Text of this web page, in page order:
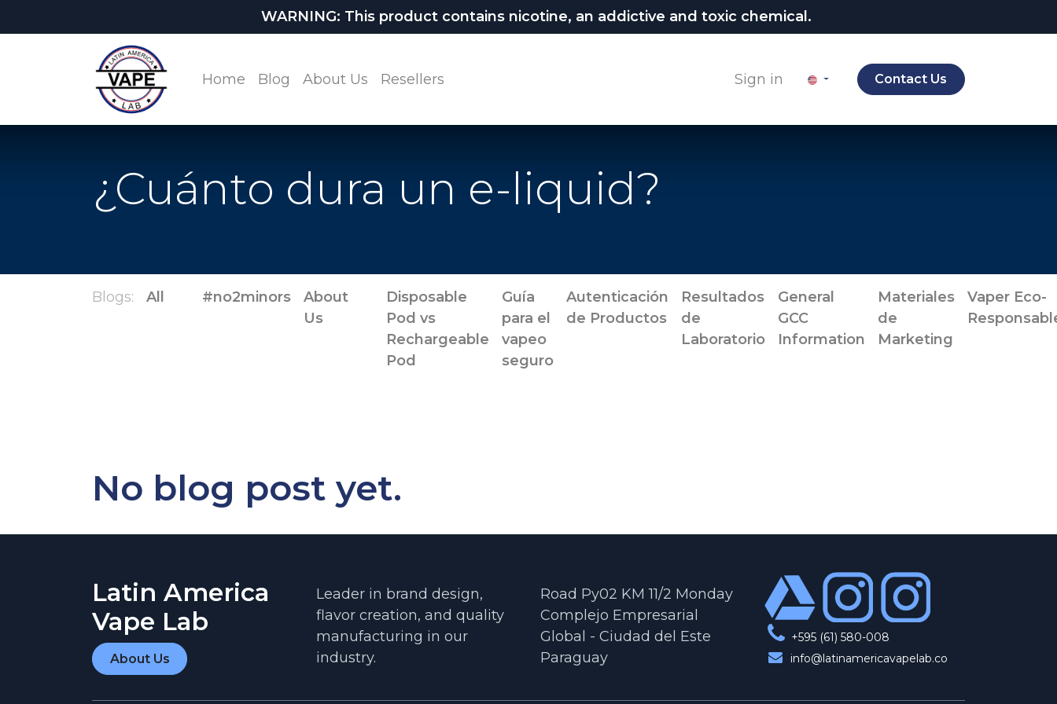
WARNING: This product contains nicotine, an addictive and toxic chemical.
Home Blog About Us Resellers Sign in Contact Us
¿Cuánto dura un e-liquid?
Blogs: All #no2minors
About
Us
Disposable
Pod vs
Rechargeable
Pod
Guía
para el
vapeo
seguro
Autenticación
de Productos
Resultados
de
Laboratorio
General
GCC
Information
Materiales
de
Marketing
Vaper Eco-
No blog post yet.
Latin America
Vape Lab
About Us
Leader in brand design,
flavor creation, and quality
manufacturing in our
industry.
Road Py02 KM 11/2 Monday
Complejo Empresarial
Global - Ciudad del Este
Paraguay
+595 (61) 580-008
info@latinamericavapelab.co